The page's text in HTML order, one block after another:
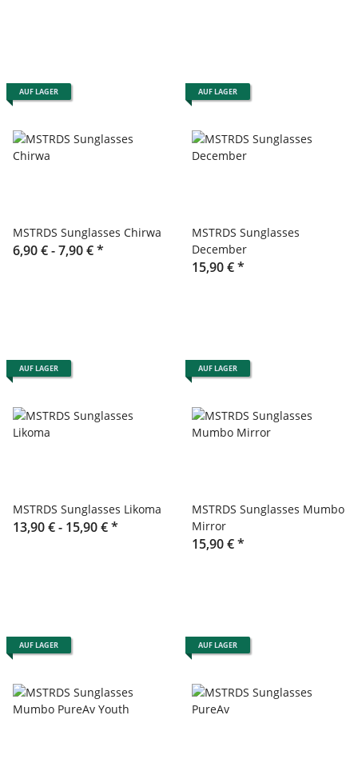
AUF LAGER
MSTRDS Sunglasses Chirwa
6,90 € -7,90 €*
AUF LAGER
MSTRDS Sunglasses
December
15,90 €*
AUF LAGER
MSTRDS Sunglasses Likoma
13,90 € - 15,90 €*
AUF LAGER
MSTRDS Sunglasses Mumbo
Mirror
15,90 €*
AUF LAGER AUF LAGER